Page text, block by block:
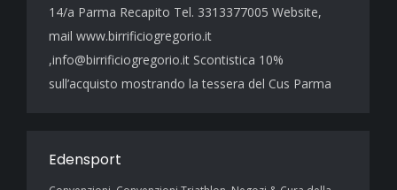
14/a Parma Recapito Tel. 3313377005 Website,
mail www.birrificiogregorio.it
,info@birrificiogregorio.it Scontistica 10%
sull’acquisto mostrando la tessera del Cus Parma
Edensport